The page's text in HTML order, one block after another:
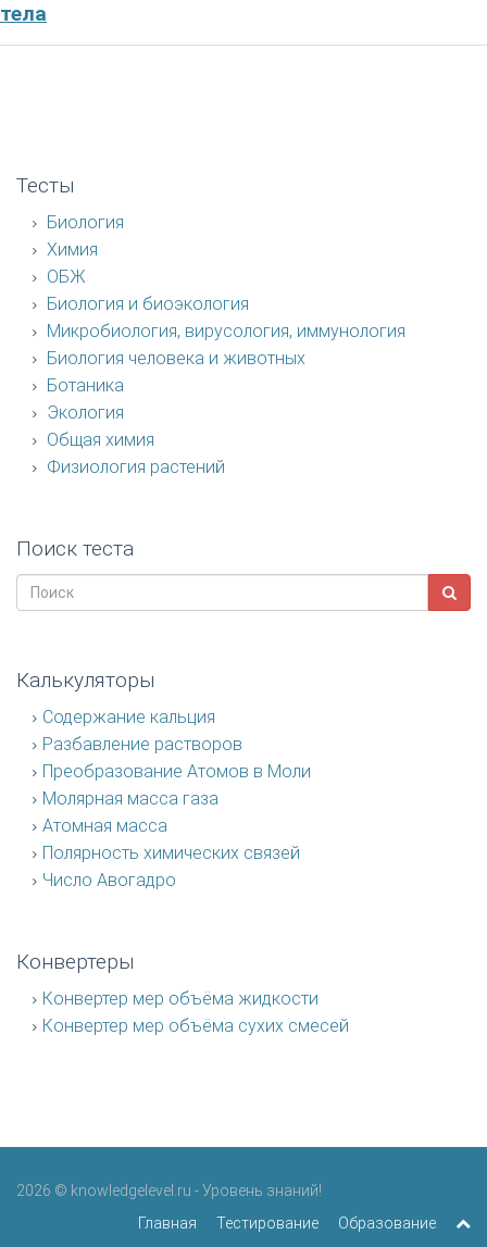
тела
Тесты
Биология
Химия
ОБЖ
Биология и биоэкология
Микробиология, вирусология, иммунология
Биология человека и животных
Ботаника
Экология
Общая химия
Физиология растений
Поиск теста
Калькуляторы
Содержание кальция
Разбавление растворов
Преобразование Атомов в Моли
Молярная масса газа
Атомная масса
Полярность химических связей
Число Авогадро
Конвертеры
Конвертер мер объёма жидкости
Конвертер мер объёма сухих смесей
2026 © knowledgelevel.ru - Уровень знаний!
Главная
Тестирование Образование